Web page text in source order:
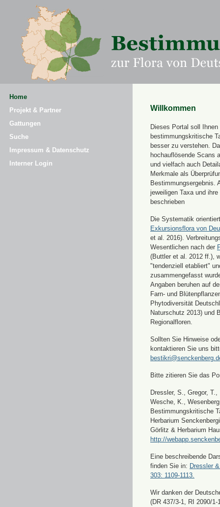
Home
Projekt & Partner
Gattungen
Suche
Impressum & Datenschutz
Interner Login
Willkommen
Dieses Portal soll Ihnen
bestimmungskritische
besser zu verstehen.
hochauflösende Scans
und vielfach auch
Merkmale als
Bestimmungsergebnis.
jeweiligen Taxa und
beschrieben
Die Systematik
Exkursionsflora von
et al. 2016).
Wesentlichen nach der
(Buttler et al. 2012 ff.),
"tendenziell etabliert"
zusammengefasst
Angaben beruhen auf
Farn- und
Phytodiversität
Naturschutz 2013) und
Regionalfloren.
Sollten Sie Hinweise
kontaktieren Sie uns
Bitte zitieren Sie das
Dressler, S., Gregor,
Wesche, K.,
Bestimmungskritische
Herbarium
Görlitz & Herbarium
http://
Eine beschreibende
finden Sie in: Dressler
303: 1109-1113.
Wir danken der
(DR 437/3-1, RI 2090/